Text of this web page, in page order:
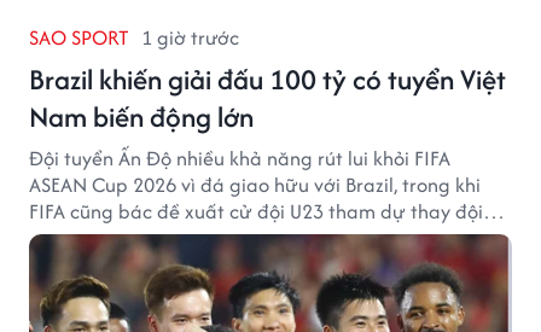
SAO SPORT 1 giờ trước
Brazil khiến giải đấu 100 tỷ có tuyển Việt
Nam biến động lớn
Đội tuyển Ấn Độ nhiều khả năng rút lui khỏi FIFA
ASEAN Cup 2026 vì đá giao hữu với Brazil, trong khi
FIFA cũng bác đề xuất cử đội U23 tham dự thay đội
tuyển quốc gia.